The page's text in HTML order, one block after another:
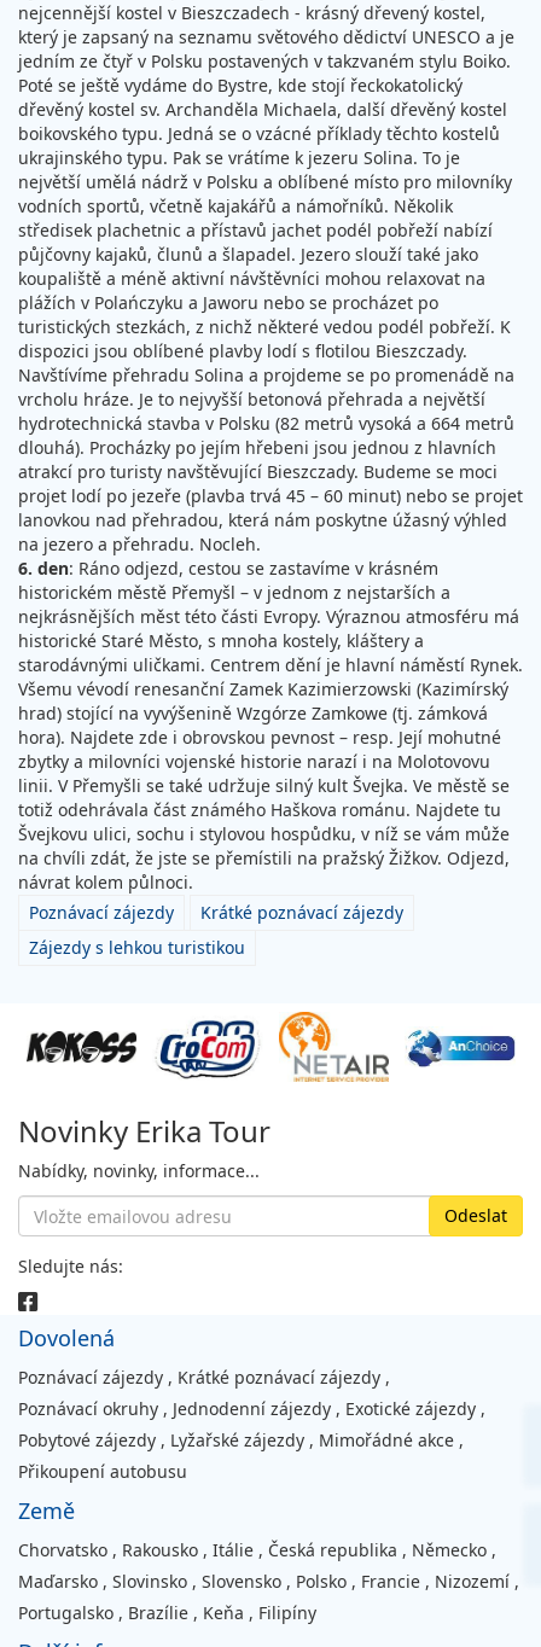
nejcennější kostel v Bieszczadech - krásný dřevený kostel,
který je zapsaný na seznamu světového dědictví UNESCO a je
jedním ze čtyř v Polsku postavených v takzvaném stylu Boiko.
Poté se ještě vydáme do Bystre, kde stojí řeckokatolický
dřevěný kostel sv. Archanděla Michaela, další dřevěný kostel
boikovského typu. Jedná se o vzácné příklady těchto kostelů
ukrajinského typu. Pak se vrátíme k jezeru Solina. To je
největší umělá nádrž v Polsku a oblíbené místo pro milovníky
vodních sportů, včetně kajakářů a námořníků. Několik
středisek plachetnic a přístavů jachet podél pobřeží nabízí
půjčovny kajaků, člunů a šlapadel. Jezero slouží také jako
koupaliště a méně aktivní návštěvníci mohou relaxovat na
plážích v Polańczyku a Jaworu nebo se procházet po
turistických stezkách, z nichž některé vedou podél pobřeží. K
dispozici jsou oblíbené plavby lodí s flotilou Bieszczady.
Navštívíme přehradu Solina a projdeme se po promenádě na
vrcholu hráze. Je to nejvyšší betonová přehrada a největší
hydrotechnická stavba v Polsku (82 metrů vysoká a 664 metrů
dlouhá). Procházky po jejím hřebeni jsou jednou z hlavních
atrakcí pro turisty navštěvující Bieszczady. Budeme se moci
projet lodí po jezeře (plavba trvá 45 – 60 minut) nebo se projet
lanovkou nad přehradou, která nám poskytne úžasný výhled
na jezero a přehradu. Nocleh.
6. den: Ráno odjezd, cestou se zastavíme v krásném
historickém městě Přemyšl – v jednom z nejstarších a
nejkrásnějších měst této části Evropy. Výraznou atmosféru má
historické Staré Město, s mnoha kostely, kláštery a
starodávnými uličkami. Centrem dění je hlavní náměstí Rynek.
Všemu vévodí renesanční Zamek Kazimierzowski (Kazimírský
hrad) stojící na vyvýšenině Wzgórze Zamkowe (tj. zámková
hora). Najdete zde i obrovskou pevnost – resp. Její mohutné
zbytky a milovníci vojenské historie narazí i na Molotovovu
linii. V Přemyšli se také udržuje silný kult Švejka. Ve městě se
totiž odehrávala část známého Haškova románu. Najdete tu
Švejkovu ulici, sochu i stylovou hospůdku, v níž se vám může
na chvíli zdát, že jste se přemístili na pražský Žižkov. Odjezd,
návrat kolem půlnoci.
Poznávací zájezdy
Krátké poznávací zájezdy
Zájezdy s lehkou turistikou
Novinky Erika Tour
Nabídky, novinky, informace...
Sledujte nás:
Dovolená
Poznávací zájezdy , Krátké poznávací zájezdy ,
Poznávací okruhy , Jednodenní zájezdy , Exotické zájezdy ,
Pobytové zájezdy , Lyžařské zájezdy , Mimořádné akce ,
Přikoupení autobusu
Země
Chorvatsko , Rakousko , Itálie , Česká republika , Německo ,
Maďarsko , Slovinsko , Slovensko , Polsko , Francie , Nizozemí ,
Portugalsko , Brazílie , Keňa , Filipíny